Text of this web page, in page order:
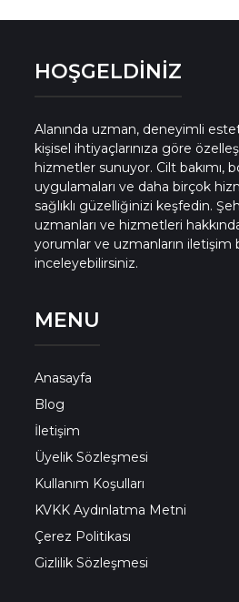
HOŞGELDİNİZ
Alanında uzman, deneyimli
kişisel ihtiyaçlarınıza göre
hizmetler sunuyor. Cilt bakımı,
uygulamaları ve daha birçok
sağlıklı güzelliğinizi keşfedin.
uzmanları ve hizmetleri
yorumlar ve uzmanların iletişim
inceleyebilirsiniz.
MENU
Anasayfa
Blog
İletişim
Üyelik Sözleşmesi
Kullanım Koşulları
KVKK Aydınlatma Metni
Çerez Politikası
Gizlilik Sözleşmesi